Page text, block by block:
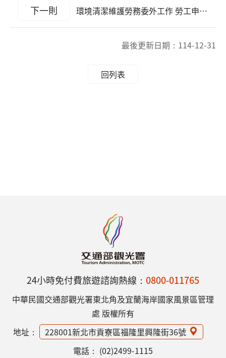
下一則 環境清潔維護勞務委外工作 勞工申訴管道
最後更新日期： 114-12-31
回列表
24小時免付費旅遊諮詢熱線： 0800-011765
中華民國交通部觀光署東北角及宜蘭海岸國家風景區管理
處 版權所有
地址：
228001新北市貢寮區福隆里興隆街36號
電話： (02)2499-1115